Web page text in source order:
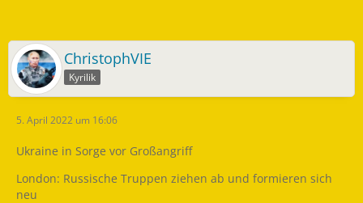
ChristophVIE
Kyrilik
5. April 2022 um 16:06
Ukraine in Sorge vor Großangriff
London: Russische Truppen ziehen ab und formieren sich
neu